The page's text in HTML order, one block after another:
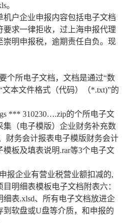
。
机户企业申报内容包括电子文档
求一律拒收，过上海申报代理
崇明申报税，逾期责任自负。现
个所电子文档，文档是通过“数
本文件格式（代码）（*.txt)”的
*** 310230….zip的个所电子文
集（电子模版）企业财务补充数
财务会计报表电子模版财务会计
板及填表说明.rar等3个电子文
报企业有营业税营业额扣减的,
明细表模板电子文档附表六：
表.xlsd、所有电子文档放进企
到软盘或U盘等介质，和申报的